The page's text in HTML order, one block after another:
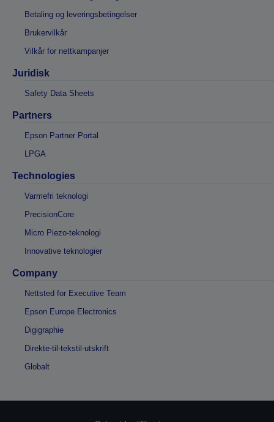
Betaling og leveringsbetingelser
Brukervilkår
Vilkår for nettkampanjer
Juridisk
Safety Data Sheets
Partners
Epson Partner Portal
LPGA
Technologies
Varmefri teknologi
PrecisionCore
Micro Piezo-teknologi
Innovative teknologier
Company
Nettsted for Executive Team
Epson Europe Electronics
Digigraphie
Direkte-til-tekstil-utskrift
Globalt